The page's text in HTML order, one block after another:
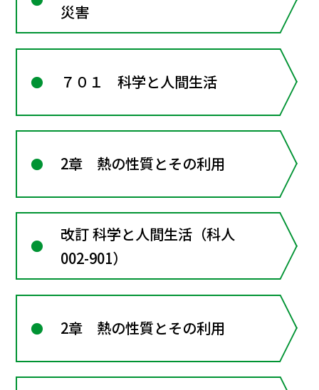
災害
７０１ 科学と人間生活
2章 熱の性質とその利用
改訂 科学と人間生活（科人
002-901）
2章 熱の性質とその利用